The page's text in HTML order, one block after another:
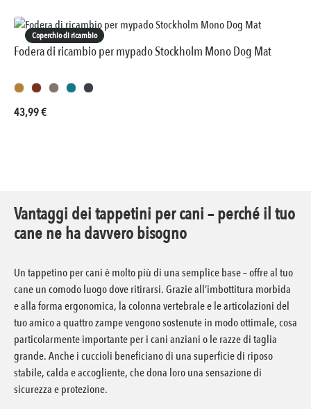
Coperchio di ricambio
Fodera di ricambio per mypado Stockholm Mono Dog Mat
Prezzo normale:
43,99 €
Vantaggi dei tappetini per cani – perché il tuo
cane ne ha davvero bisogno
Un tappetino per cani è molto più di una semplice base – offre al tuo
cane un comodo luogo dove ritirarsi. Grazie all’imbottitura morbida
e alla forma ergonomica, la colonna vertebrale e le articolazioni del
tuo amico a quattro zampe vengono sostenute in modo ottimale, cosa
particolarmente importante per i cani anziani o le razze di taglia
grande. Anche i cuccioli beneficiano di una superficie di riposo
stabile, calda e accogliente, che dona loro una sensazione di
sicurezza e protezione.